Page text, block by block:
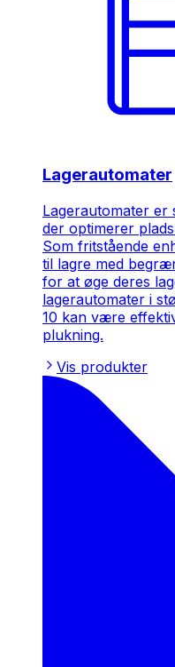
Lagerautomater
Lagerautomater er
der optimerer
Som fritstående
til lagre med
for at øge deres
lagerautomater i
10 kan være
plukning.
Vis produkter